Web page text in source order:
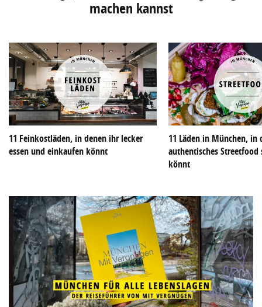
machen kannst
11 Feinkostläden, in denen ihr lecker
essen und einkaufen könnt
11 Läden in München, in
authentisches Streetfood
könnt